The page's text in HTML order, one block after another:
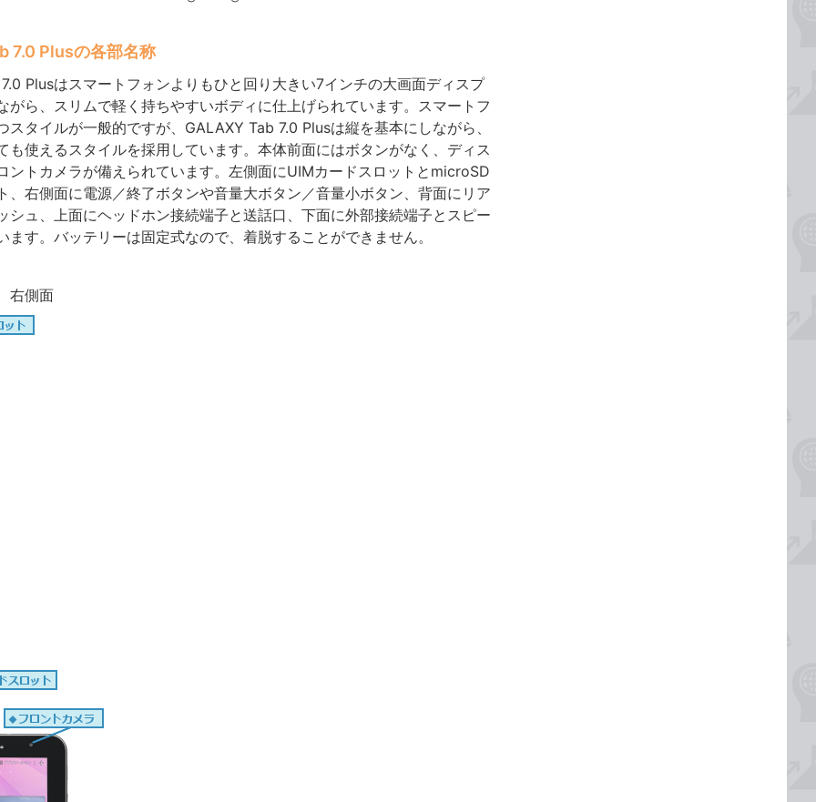
7.0 Plusの各部名称
Plusはスマートフォンよりもひと回り大きい7インチの大画面ディスプ
がら、スリムで軽く持ちやすいボディに仕上げられています。スマートフ
スタイルが一般的ですが、GALAXY Tab 7.0 Plusは縦を基本にしながら、
も使えるスタイルを採用しています。本体前面にはボタンがなく、ディス
ントカメラが備えられています。左側面にUIMカードスロットとmicroSD
、右側面に電源／終了ボタンや音量大ボタン／音量小ボタン、背面にリア
シュ、上面にヘッドホン接続端子と送話口、下面に外部接続端子とスピー
ます。バッテリーは固定式なので、着脱することができません。
右側面